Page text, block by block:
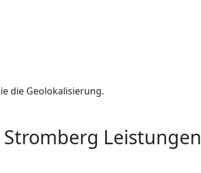
die Geolokalisierung.
Leistungen